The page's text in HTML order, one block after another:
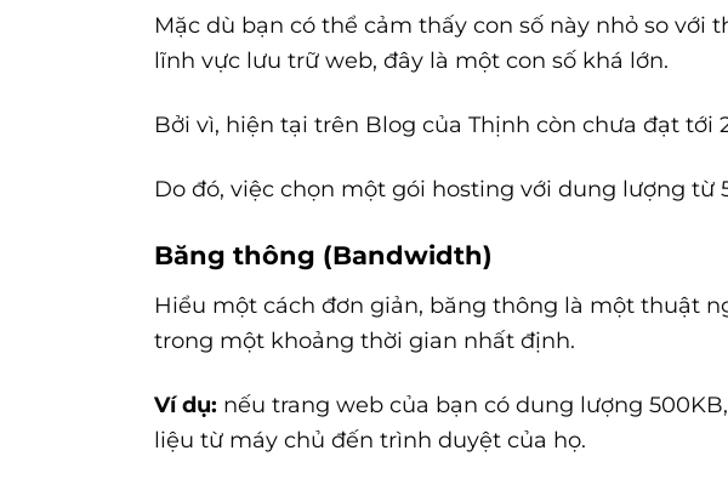
Mặc dù bạn có thể cảm thấy con số này nhỏ so
lĩnh vực lưu trữ web, đây là một con số khá lớn.
Bởi vì, hiện tại trên Blog của Thịnh còn chưa đạt tới
Do đó, việc chọn một gói hosting với dung lượng từ
Băng thông (Bandwidth)
Hiểu một cách đơn giản, băng thông là một thuật
trong một khoảng thời gian nhất định.
Ví dụ: nếu trang web của bạn có dung lượng
liệu từ máy chủ đến trình duyệt của họ.